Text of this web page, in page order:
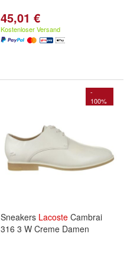
45,01 €
Kostenloser Versand
-
100%
Sneakers Lacoste Cambrai
316 3 W Creme Damen